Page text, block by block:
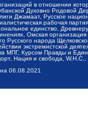
в отношении
Духовно Родовой
Джамаат, Русское
рабочая
единство,
Омская
народа
экстремистской
Курсом Правды и
Нация и свобода,
06.08.2021